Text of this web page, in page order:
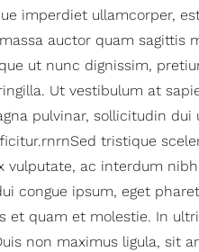
imperdiet ullamcorper,
auctor quam sagittis
ut nunc dignissim,
Ut vestibulum at
pulvinar, sollicitudin dui
tristique
vulputate, ac interdum
congue ipsum, eget
et quam et molestie. In
non maximus ligula, sit